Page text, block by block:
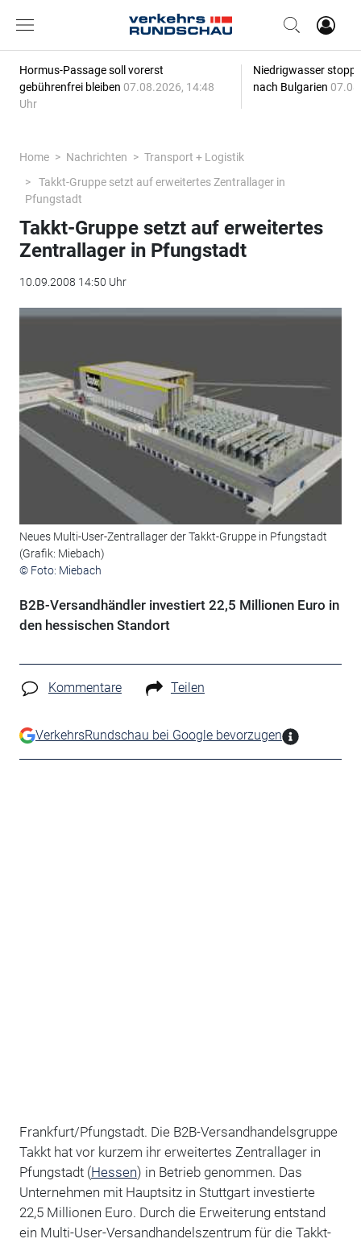
Hormus-Passage soll vorerst
gebührenfrei bleiben 07.08.2026, 14:48
Uhr
Niedrigwasser
nach Bulgarien
Home Nachrichten
Transport + Logistik
Takkt-Gruppe setzt auf erweitertes Zentrallager in
Pfungstadt
Takkt-Gruppe setzt auf erweitertes
Zentrallager in Pfungstadt
10.09.2008 14:50 Uhr
Neues Multi-User-Zentrallager der Takkt-Gruppe in Pfungstadt
(Grafik: Miebach)
© Foto: Miebach
B2B-Versandhändler investiert 22,5 Millionen Euro in
den hessischen Standort
Kommentare Teilen
VerkehrsRundschau bei Google bevorzugen
Frankfurt/Pfungstadt. Die B2B-Versandhandelsgruppe
Takkt hat vor kurzem ihr erweitertes Zentrallager in
Pfungstadt (Hessen) in Betrieb genommen. Das
Unternehmen mit Hauptsitz in Stuttgart investierte
22,5 Millionen Euro. Durch die Erweiterung entstand
ein Multi-User-Versandhandelszentrum für die Takkt-